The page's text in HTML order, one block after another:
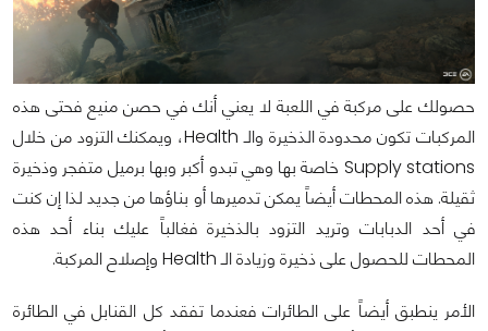
حصولك على مركبة في اللعبة لا يعني أنك في حصن منيع فحتى هذه
المركبات تكون محدودة الذخيرة والـ Health، ويمكنك التزود من خلال
Supply stations خاصة بها وهي تبدو أكبر وبها برميل متفجر وذخيرة
ثقيلة. هذه المحطات أيضاً يمكن تدميرها أو بناؤها من جديد لذا إن كنت
في أحد الدبابات وتريد التزود بالذخيرة فغالباً عليك بناء أحد هذه
المحطات للحصول على ذخيرة وزيادة الـ Health وإصلاح المركبة.
الأمر ينطبق أيضاً على الطائرات فعندما تفقد كل القنابل في الطائرة